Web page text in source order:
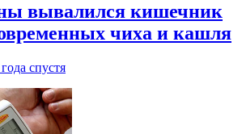
вывалился кишечник
чиха и кашля
спустя